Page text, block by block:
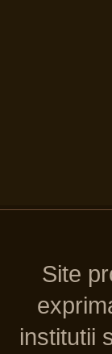
Site
institutii